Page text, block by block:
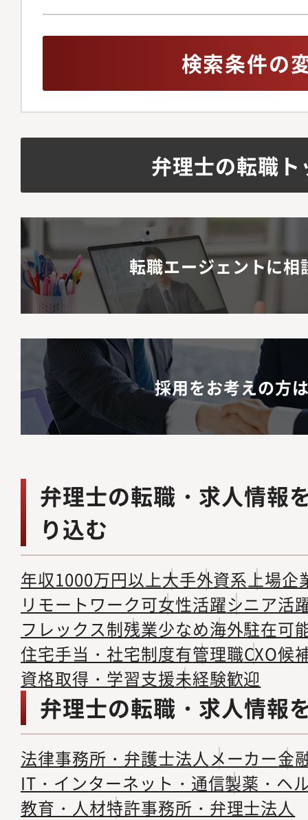
検索条件の
弁理士の転職ト
転職エージェントに相
採用をお考えの方
弁理士の転職・求人情報
り込む
年収1000万円以上大手外資系上場企
リモートワーク可女性活躍シニア活
フレックス制残業少なめ海外駐在可
住宅手当・社宅制度有管理職CXO候
資格取得・学習支援未経験歓迎
弁理士の転職・求人情報
法律事務所・弁護士法人メーカー金
IT・インターネット・通信製薬・ヘ
教育・人材特許事務所・弁理士法人